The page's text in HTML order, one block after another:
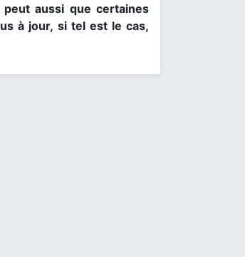
aussi que certaines
à jour, si tel est le cas,